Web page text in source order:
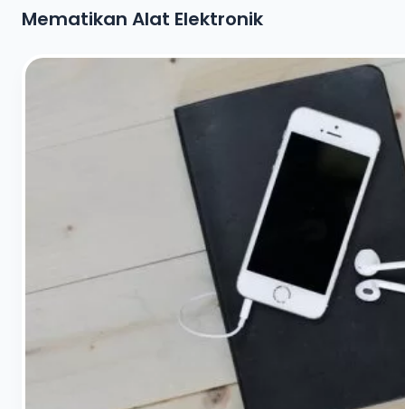
Mematikan Alat Elektronik